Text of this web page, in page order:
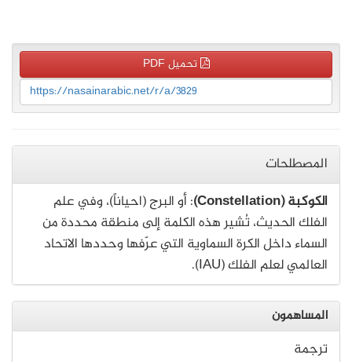
تحميل PDF
https://nasainarabic.net/r/a/3829
المصطلحات
الكوكبة (Constellation)
: أو البرج (احياناً)، وفي علم
الفلك الحديث، تُشير هذه الكلمة إلى منطقة محددة من
السماء داخل الكرة السماوية التي عرّفها وحددها الاتحاد
العالمي لعلم الفلك (IAU).
المساهمون
ترجمة